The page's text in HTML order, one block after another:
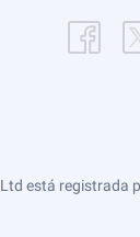
está registrada